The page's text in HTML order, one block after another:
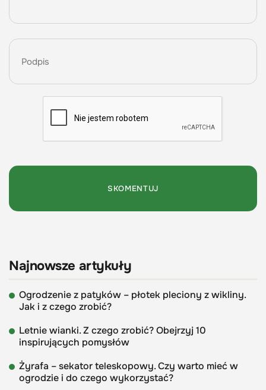
Najnowsze artykuły
Ogrodzenie z patyków – płotek pleciony z wikliny.
Jak i z czego zrobić?
Letnie wianki. Z czego zrobić? Obejrzyj 10
inspirujących pomysłów
Żyrafa – sekator teleskopowy. Czy warto mieć w
ogrodzie i do czego wykorzystać?